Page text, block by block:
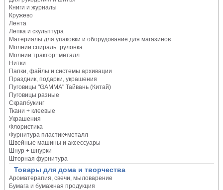
Книги и журналы
Кружево
Лента
Лепка и скульптура
Материалы для упаковки и оборудование для магазинов
Молнии спираль+рулонка
Молнии трактор+металл
Нитки
Папки, файлы и системы архивации
Праздник, подарки, украшения
Пуговицы "GAMMA" Тайвань (Китай)
Пуговицы разные
Скрапбукинг
Ткани + клеевые
Украшения
Флористика
Фурнитура пластик+металл
Швейные машины и аксессуары
Шнур + шнурки
Шторная фурнитура
Товары для дома и творчества
Ароматерапия, свечи, мыловарение
Бумага и бумажная продукция